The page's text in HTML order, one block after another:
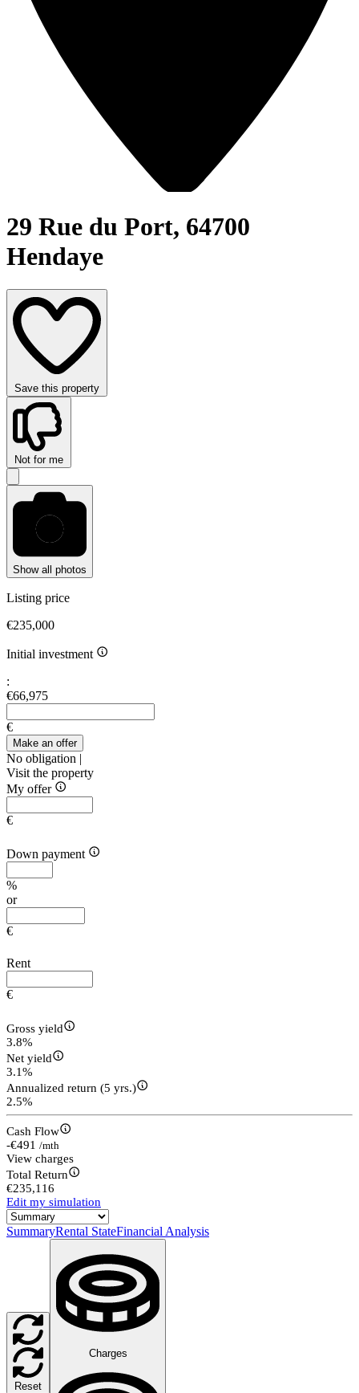
29 Rue du Port, 64700
Hendaye
Save this property
Not for me
Show all photos
Listing price
€235,000
Initial investment
:
€66,975
€
Make an offer
No obligation |
Visit the property
My offer
€
Down payment
%
or
€
Rent
€
Gross yield
3.8%
Net yield
3.1%
Annualized return (5 yrs.)
2.5%
Cash Flow
-€491 /mth
View charges
Total Return
€235,116
Edit my simulation
SummaryRental StateFinancial Analysis
Reset
Charges